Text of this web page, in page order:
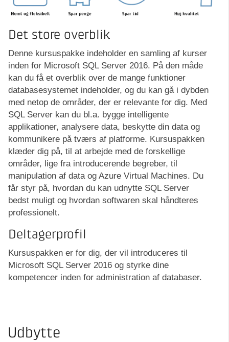
Det store overblik
Denne kursuspakke indeholder en samling af kurser
inden for Microsoft SQL Server 2016. På den måde
kan du få et overblik over de mange funktioner
databasesystemet indeholder, og du kan gå i dybden
med netop de områder, der er relevante for dig. Med
SQL Server kan du bl.a. bygge intelligente
applikationer, analysere data, beskytte din data og
kommunikere på tværs af platforme. Kursuspakken
klæder dig på, til at arbejde med de forskellige
områder, lige fra introducerende begreber, til
manipulation af data og Azure Virtual Machines. Du
får styr på, hvordan du kan udnytte SQL Server
bedst muligt og hvordan softwaren skal håndteres
professionelt.
Deltagerprofil
Kursuspakken er for dig, der vil introduceres til
Microsoft SQL Server 2016 og styrke dine
kompetencer inden for administration af databaser.
Udbytte